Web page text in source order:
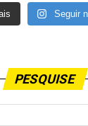
Seguir
PESQUISE